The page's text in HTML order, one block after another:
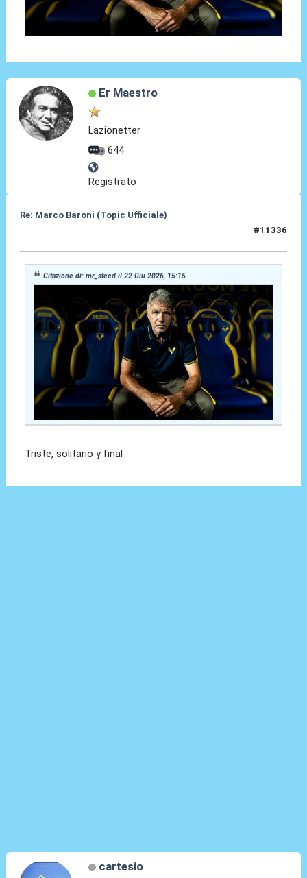
Er Maestro
Lazionetter
644
Registrato
Re: Marco Baroni (Topic Ufficiale)
#11336
Citazione di: mr_steed il 22 Giu 2026, 15:15
Triste, solitario y final
cartesio